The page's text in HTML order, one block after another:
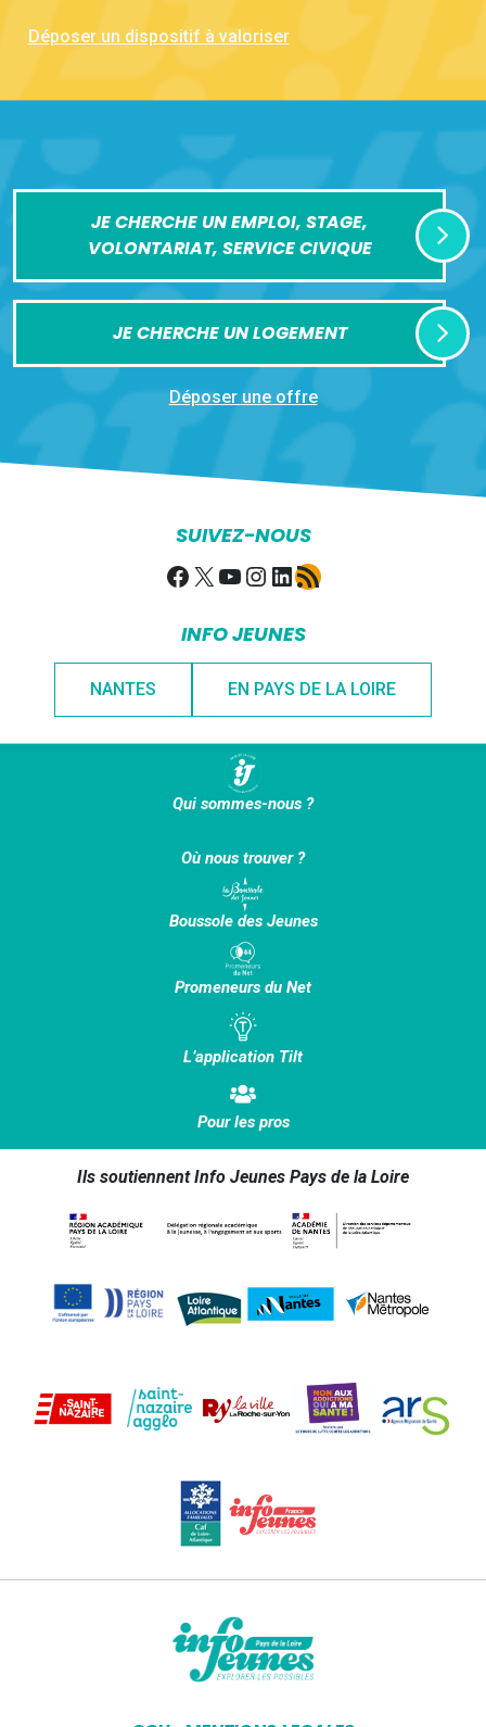
Déposer un dispositif à valoriser
JE CHERCHE UN EMPLOI, STAGE,
VOLONTARIAT, SERVICE CIVIQUE
JE CHERCHE UN LOGEMENT
Déposer une offre
SUIVEZ-NOUS
Facebook
X YouTube
Instagram
LinkedIn
Flux RSS
INFO JEUNES
NANTES EN PAYS DE LA LOIRE
Qui sommes-nous ?
Où nous trouver ?
Boussole des Jeunes
Promeneurs du Net
L’application Tilt
Pour les pros
Ils soutiennent Info Jeunes Pays de la Loire